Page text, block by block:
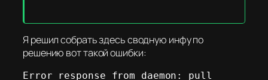
Я решил собрать здесь сводную инфу по
решению вот такой ошибки:
Error response from daemon: pull